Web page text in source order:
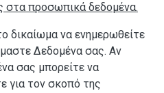
στα προσωπικά δεδομένα.
δικαίωμα να ενημερωθείτε
Δεδομένα σας. Αν
σας μπορείτε να
για τον σκοπό της